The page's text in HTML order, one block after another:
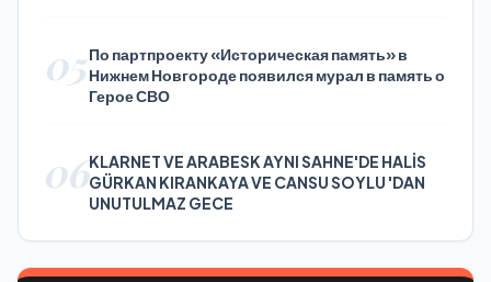
05По партпроекту «Историческая память» в
Нижнем Новгороде появился мурал в память о
Герое СВО
06KLARNET VE ARABESK AYNI SAHNE'DE HALİS
GÜRKAN KIRANKAYA VE CANSU SOYLU 'DAN
UNUTULMAZ GECE